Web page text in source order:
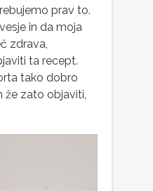
prav to.
in da moja
zdrava,
ta recept.
tako dobro
že zato objaviti,